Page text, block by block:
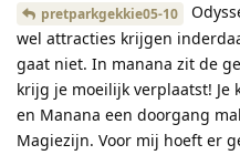
pretparkgekkie05-10
wel attracties krijgen
gaat niet. In manana zit de
krijg je moeilijk verplaatst! Je
en Manana een doorgang
Magiezijn. Voor mij hoeft er